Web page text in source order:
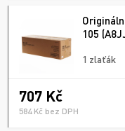
105
1 zlaťák
707 Kč
584 Kč bez DPH